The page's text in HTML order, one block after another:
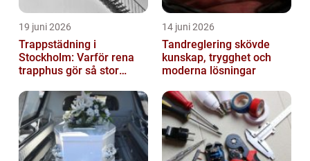
19 juni 2026
Trappstädning i
Stockholm: Varför rena
trapphus gör så stor
14 juni 2026
Tandreglering skövde
kunskap, trygghet och
moderna lösningar